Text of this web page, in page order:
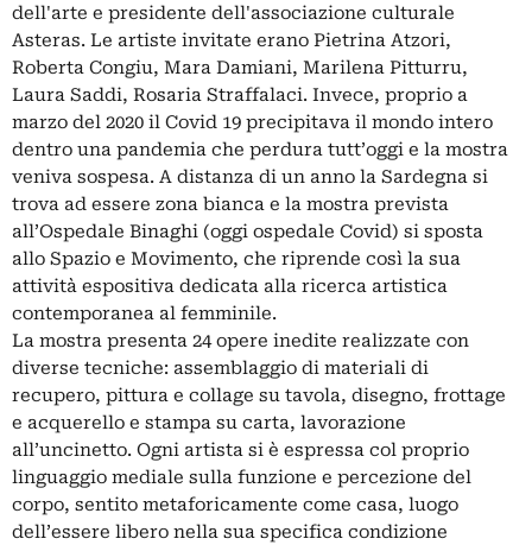
dell'arte e presidente dell'associazione culturale
Asteras. Le artiste invitate erano Pietrina Atzori,
Roberta Congiu, Mara Damiani, Marilena Pitturru,
Laura Saddi, Rosaria Straffalaci. Invece, proprio a
marzo del 2020 il Covid 19 precipitava il mondo intero
dentro una pandemia che perdura tutt’oggi e la mostra
veniva sospesa. A distanza di un anno la Sardegna si
trova ad essere zona bianca e la mostra prevista
all’Ospedale Binaghi (oggi ospedale Covid) si sposta
allo Spazio e Movimento, che riprende così la sua
attività espositiva dedicata alla ricerca artistica
contemporanea al femminile.
La mostra presenta 24 opere inedite realizzate con
diverse tecniche: assemblaggio di materiali di
recupero, pittura e collage su tavola, disegno, frottage
e acquerello e stampa su carta, lavorazione
all’uncinetto. Ogni artista si è espressa col proprio
linguaggio mediale sulla funzione e percezione del
corpo, sentito metaforicamente come casa, luogo
dell’essere libero nella sua specifica condizione